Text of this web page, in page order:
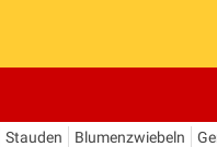
Stauden Blumenzwiebeln